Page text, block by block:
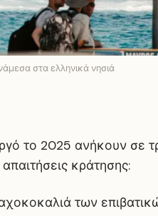
στα ελληνικά νησιά
το 2025 ανήκουν σε
κράτησης:
των